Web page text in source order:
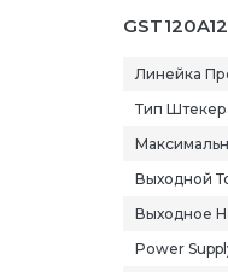
Линейка
Тип
Выходной
Выходное
Power